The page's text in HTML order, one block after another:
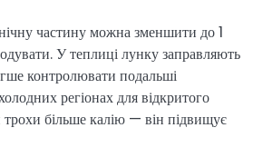
частину можна зменшити до 1
У теплиці лунку заправляють
контролювати подальші
регіонах для відкритого
трохи більше калію — він підвищує